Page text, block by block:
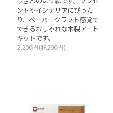
ントやインテリアにぴった
り、ペーパークラフト感覚で
できるおしゃれな木製アート
キットです。
2,200円(税200円)